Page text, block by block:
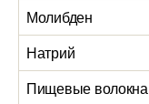
Молибден
Натрий
Пищевые волокна